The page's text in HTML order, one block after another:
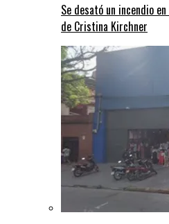
Se desató un incendio
de Cristina Kirchner